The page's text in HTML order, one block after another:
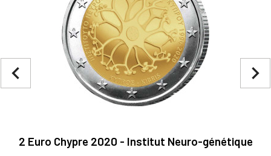
2 Euro Chypre 2020 - Institut Neuro-génétique
navigate_next
navigate_before